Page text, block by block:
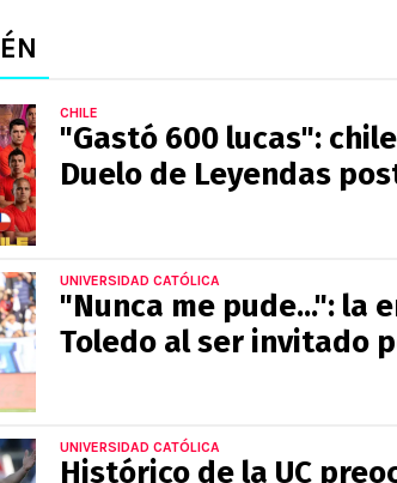
CHILE
"Gastó 600 lucas":
Duelo de Leyendas
UNIVERSIDAD CATÓLICA
"Nunca me pude...": la
Toledo al ser invitado
UNIVERSIDAD CATÓLICA
Histórico de la UC